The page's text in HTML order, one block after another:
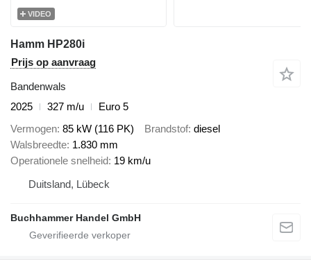
VIDEO
Hamm HP280i
Prijs op aanvraag
Bandenwals
2025
327 m/u
Euro 5
Vermogen 85 kW (116 PK) Brandstof diesel
Walsbreedte 1.830 mm
Operationele snelheid 19 km/u
Duitsland, Lübeck
Buchhammer Handel GmbH